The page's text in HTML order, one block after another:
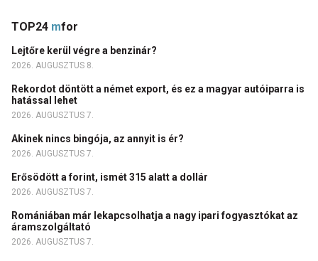
TOP24 mfor
Lejtőre kerül végre a benzinár?
2026. AUGUSZTUS 8.
Rekordot döntött a német export, és ez a magyar autóiparra is
hatással lehet
2026. AUGUSZTUS 7.
Akinek nincs bingója, az annyit is ér?
2026. AUGUSZTUS 7.
Erősödött a forint, ismét 315 alatt a dollár
2026. AUGUSZTUS 7.
Romániában már lekapcsolhatja a nagy ipari fogyasztókat az
áramszolgáltató
2026. AUGUSZTUS 7.